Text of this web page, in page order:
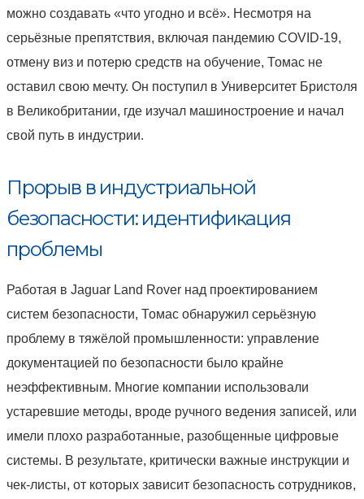
можно создавать «что угодно и всё». Несмотря на
серьёзные препятствия, включая пандемию COVID-19,
отмену виз и потерю средств на обучение, Томас не
оставил свою мечту. Он поступил в Университет Бристоля
в Великобритании, где изучал машиностроение и начал
свой путь в индустрии.
Прорыв в индустриальной
безопасности: идентификация
проблемы
Работая в Jaguar Land Rover над проектированием
систем безопасности, Томас обнаружил серьёзную
проблему в тяжёлой промышленности: управление
документацией по безопасности было крайне
неэффективным. Многие компании использовали
устаревшие методы, вроде ручного ведения записей, или
имели плохо разработанные, разобщенные цифровые
системы. В результате, критически важные инструкции и
чек-листы, от которых зависит безопасность сотрудников,